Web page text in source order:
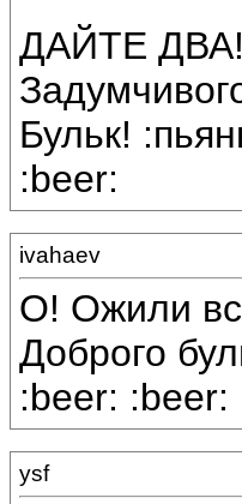
ДАЙТЕ ДВА!
Бульк!
:beer:
ivahaev
О! Ожили
Доброго
:beer: :beer:
ysf